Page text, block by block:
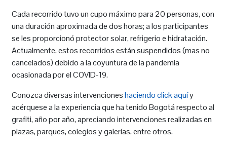
Cada recorrido tuvo un cupo máximo para 20 personas, con
una duración aproximada de dos horas; a los participantes
se les proporcionó protector solar, refrigerio e hidratación.
Actualmente, estos recorridos están suspendidos (mas no
cancelados) debido a la coyuntura de la pandemia
ocasionada por el COVID-19.
Conozca diversas intervencioneshaciendo click aquíy
acérquese a la experiencia que ha tenido Bogotá respecto al
grafiti, año por año, apreciando intervenciones realizadas en
plazas, parques, colegios y galerías, entre otros.